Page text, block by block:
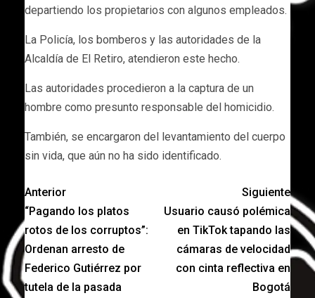
departiendo los propietarios con algunos empleados.
La Policía, los bomberos y las autoridades de la
Alcaldía de El Retiro, atendieron este hecho.
Las autoridades procedieron a la captura de un
hombre como presunto responsable del homicidio.
También, se encargaron del levantamiento del cuerpo
sin vida, que aún no ha sido identificado.
Anterior
“Pagando los platos
rotos de los corruptos”:
Ordenan arresto de
Federico Gutiérrez por
tutela de la pasada
Siguiente
Usuario causó polémica
en TikTok tapando las
cámaras de velocidad
con cinta reflectiva en
Bogotá